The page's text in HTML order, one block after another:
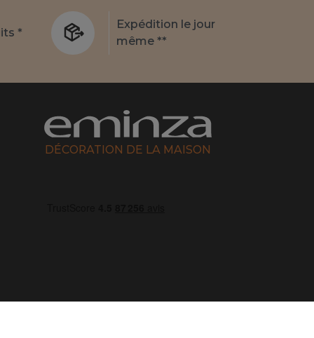
*
Expédition le jour
même **
DÉCORATION DE LA MAISON